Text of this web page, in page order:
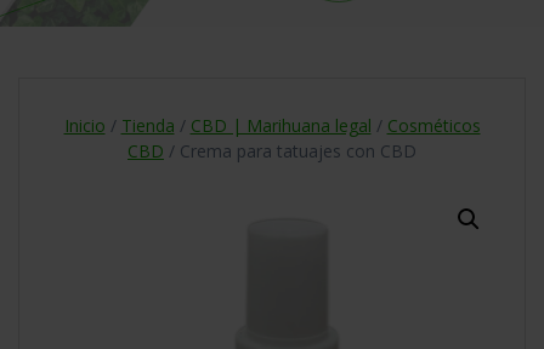
Inicio / Tienda / CBD | Marihuana legal / Cosméticos
CBD / Crema para tatuajes con CBD